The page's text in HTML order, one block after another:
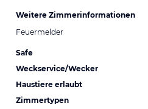
Weitere Zimmerinformationen
Feuermelder
Safe
Weckservice/Wecker
Haustiere erlaubt
Zimmertypen